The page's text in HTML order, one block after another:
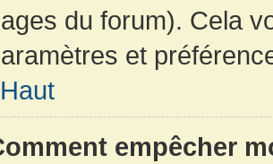
du forum). Cela
et
Haut
empêcher